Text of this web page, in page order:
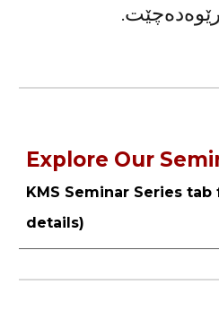
Explore Our
KMS Seminar Series tab
details)